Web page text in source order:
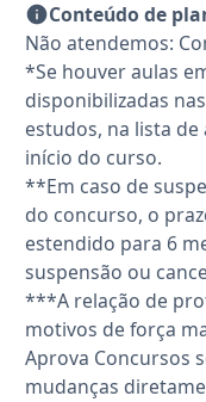
Conteúdo de
Não atendemos:
*Se houver aulas
disponibilizadas
estudos, na lista de
início do curso.
**Em caso de
do concurso, o
estendido para 6
suspensão ou
***A relação de
motivos de força
Aprova Concursos
mudanças